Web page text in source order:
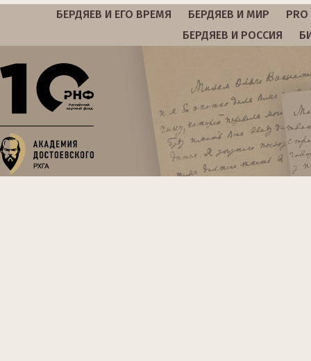
БЕРДЯЕВ И ЕГО ВРЕМЯ БЕРДЯЕВ И МИР
PRO
БЕРДЯЕВ И РОССИЯ